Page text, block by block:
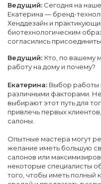
Ведущий: Сегодня на
Екатерина — бренд-
Хенддезайн и
биотехнологическим
согласились
Ведущий: Кто, по вашему
работу на дому и почему?
Екатерина: Выбор работы
различными факторами.
выбирают этот путь для
привлечь первых
салоны.
Опытные мастера могут
желание иметь большую
салонов или
некоторые специалисты
того, чтобы иметь полный